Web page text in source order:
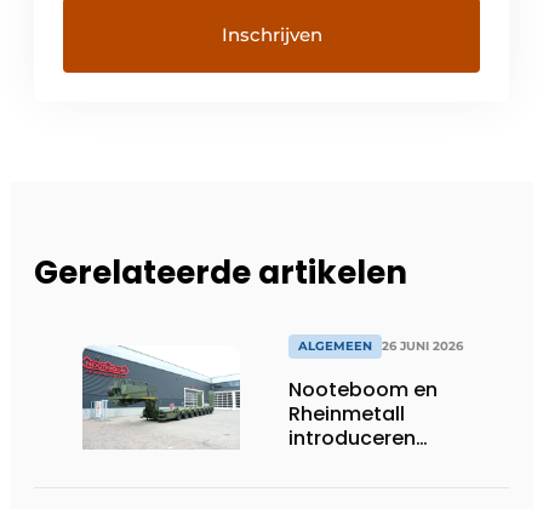
Gerelateerde artikelen
ALGEMEEN 26 JUNI 2026
Nooteboom en
Rheinmetall
introduceren